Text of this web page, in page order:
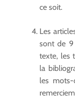
ce soit.
Les
sont de
texte, les
la
les mots-